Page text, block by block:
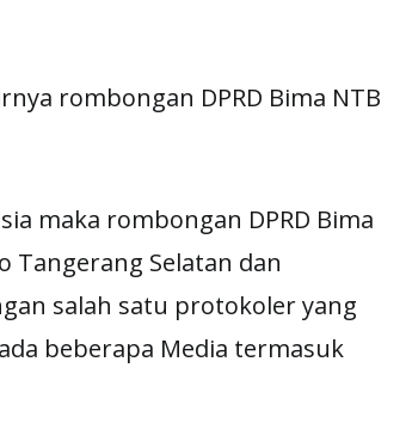
rombongan DPRD Bima NTB
maka rombongan DPRD Bima
Tangerang Selatan dan
salah satu protokoler yang
beberapa Media termasuk